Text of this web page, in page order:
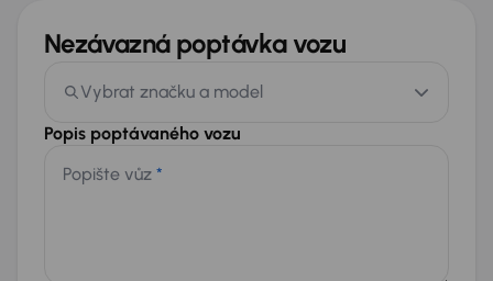
Nezávazná poptávka vozu
Vybrat značku a model
Popis poptávaného vozu
Popište vůz *